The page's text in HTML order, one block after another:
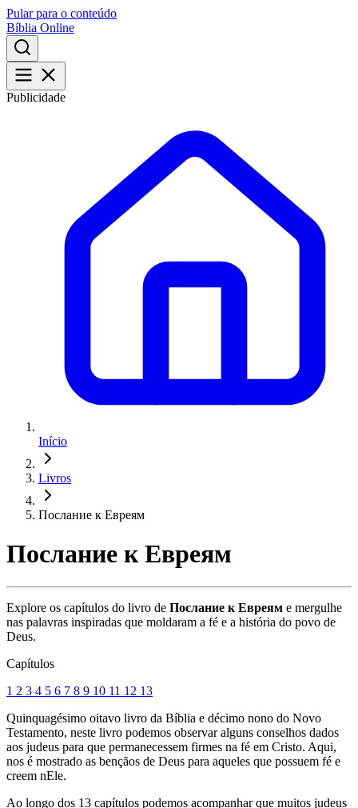
Pular para o conteúdo
Bíblia Online
Publicidade
Início
Livros
Послание к Евреям
Послание к Евреям
Explore os capítulos do livro de Послание к Евреям e mergulhe
nas palavras inspiradas que moldaram a fé e a história do povo de
Deus.
Capítulos
1 2 3 4 5 6 7 8 9 10 11 12 13
Quinquagésimo oitavo livro da Bíblia e décimo nono do Novo
Testamento, neste livro podemos observar alguns conselhos dados
aos judeus para que permanecessem firmes na fé em Cristo. Aqui,
nos é mostrado as bençãos de Deus para aqueles que possuem fé e
creem nEle.
Ao longo dos 13 capítulos podemos acompanhar que muitos judeus